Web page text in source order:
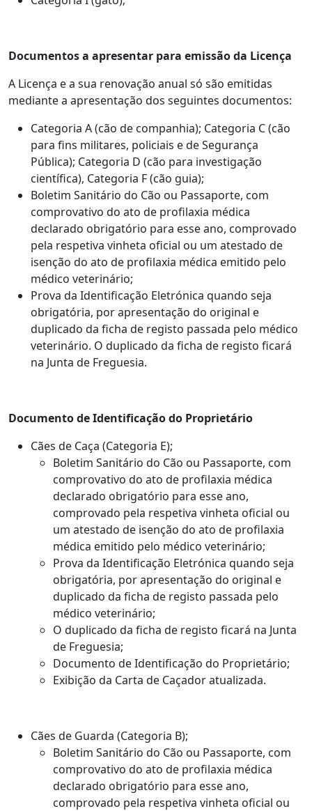
Documentos a apresentar para emissão da Licença
A Licença e a sua renovação anual só são emitidas
mediante a apresentação dos seguintes documentos:
Categoria A (cão de companhia); Categoria C (cão
para fins militares, policiais e de Segurança
Pública); Categoria D (cão para investigação
científica), Categoria F (cão guia);
Boletim Sanitário do Cão ou Passaporte, com
comprovativo do ato de profilaxia médica
declarado obrigatório para esse ano, comprovado
pela respetiva vinheta oficial ou um atestado de
isenção do ato de profilaxia médica emitido pelo
médico veterinário;
Prova da Identificação Eletrónica quando seja
obrigatória, por apresentação do original e
duplicado da ficha de registo passada pelo médico
veterinário. O duplicado da ficha de registo ficará
na Junta de Freguesia.
Documento de Identificação do Proprietário
Cães de Caça (Categoria E);
Boletim Sanitário do Cão ou Passaporte, com
comprovativo do ato de profilaxia médica
declarado obrigatório para esse ano,
comprovado pela respetiva vinheta oficial ou
um atestado de isenção do ato de profilaxia
médica emitido pelo médico veterinário;
Prova da Identificação Eletrónica quando seja
obrigatória, por apresentação do original e
duplicado da ficha de registo passada pelo
médico veterinário;
O duplicado da ficha de registo ficará na Junta
de Freguesia;
Documento de Identificação do Proprietário;
Exibição da Carta de Caçador atualizada.
Cães de Guarda (Categoria B);
Boletim Sanitário do Cão ou Passaporte, com
comprovativo do ato de profilaxia médica
declarado obrigatório para esse ano,
comprovado pela respetiva vinheta oficial ou